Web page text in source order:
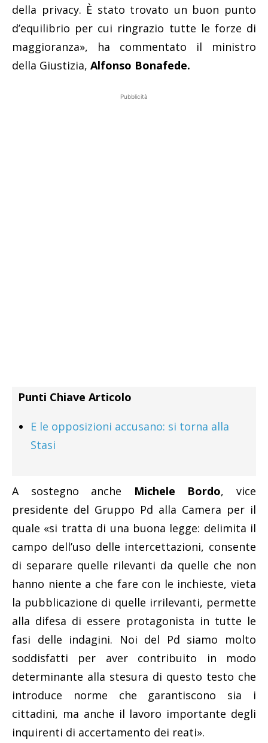
della privacy. È stato trovato un buon punto
d’equilibrio per cui ringrazio tutte le forze di
maggioranza», ha commentato il ministro
della Giustizia, Alfonso Bonafede.
Pubblicità
Punti Chiave Articolo
E le opposizioni accusano: si torna alla
Stasi
A sostegno anche Michele Bordo, vice
presidente del Gruppo Pd alla Camera per il
quale «si tratta di una buona legge: delimita il
campo dell’uso delle intercettazioni, consente
di separare quelle rilevanti da quelle che non
hanno niente a che fare con le inchieste, vieta
la pubblicazione di quelle irrilevanti, permette
alla difesa di essere protagonista in tutte le
fasi delle indagini. Noi del Pd siamo molto
soddisfatti per aver contribuito in modo
determinante alla stesura di questo testo che
introduce norme che garantiscono sia i
cittadini, ma anche il lavoro importante degli
inquirenti di accertamento dei reati».